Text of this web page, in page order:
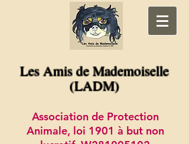
Les Amis de Mademoiselle
(LADM)
Association de Protection
Animale, loi 1901 à but non